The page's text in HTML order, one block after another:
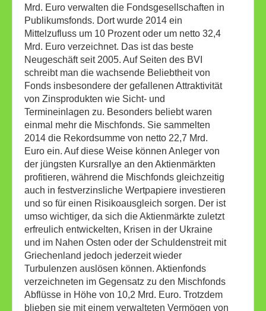
Mrd. Euro verwalten die Fondsgesellschaften in
Publikumsfonds. Dort wurde 2014 ein
Mittelzufluss um 10 Prozent oder um netto 32,4
Mrd. Euro verzeichnet. Das ist das beste
Neugeschäft seit 2005. Auf Seiten des BVI
schreibt man die wachsende Beliebtheit von
Fonds insbesondere der gefallenen Attraktivität
von Zinsprodukten wie Sicht- und
Termineinlagen zu. Besonders beliebt waren
einmal mehr die Mischfonds. Sie sammelten
2014 die Rekordsumme von netto 22,7 Mrd.
Euro ein. Auf diese Weise können Anleger von
der jüngsten Kursrallye an den Aktienmärkten
profitieren, während die Mischfonds gleichzeitig
auch in festverzinsliche Wertpapiere investieren
und so für einen Risikoausgleich sorgen. Der ist
umso wichtiger, da sich die Aktienmärkte zuletzt
erfreulich entwickelten, Krisen in der Ukraine
und im Nahen Osten oder der Schuldenstreit mit
Griechenland jedoch jederzeit wieder
Turbulenzen auslösen können. Aktienfonds
verzeichneten im Gegensatz zu den Mischfonds
Abflüsse in Höhe von 10,2 Mrd. Euro. Trotzdem
blieben sie mit einem verwalteten Vermögen von